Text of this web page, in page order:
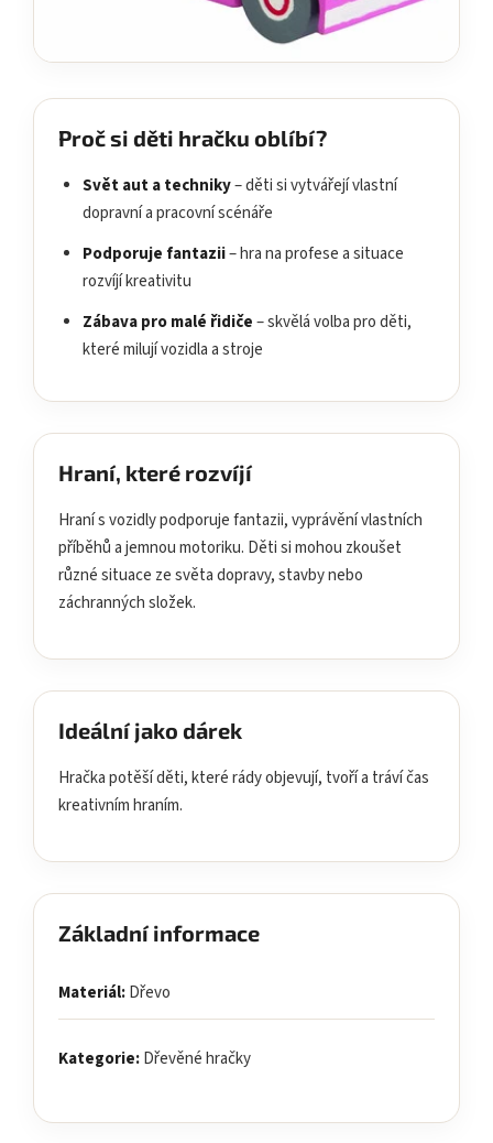
Proč si děti hračku oblíbí?
Svět aut a techniky– děti si vytvářejí vlastní
dopravní a pracovní scénáře
Podporuje fantazii– hra na profese a situace
rozvíjí kreativitu
Zábava pro malé řidiče– skvělá volba pro děti,
které milují vozidla a stroje
Hraní, které rozvíjí
Hraní s vozidly podporuje fantazii, vyprávění vlastních
příběhů a jemnou motoriku. Děti si mohou zkoušet
různé situace ze světa dopravy, stavby nebo
záchranných složek.
Ideální jako dárek
Hračka potěší děti, které rády objevují, tvoří a tráví čas
kreativním hraním.
Základní informace
Materiál:Dřevo
Kategorie:Dřevěné hračky